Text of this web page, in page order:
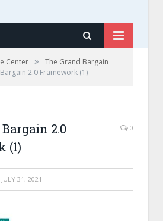
Center »
The Grand Bargain
2.0 Framework (1)
2.0
(1)
0
JULY 31, 2021